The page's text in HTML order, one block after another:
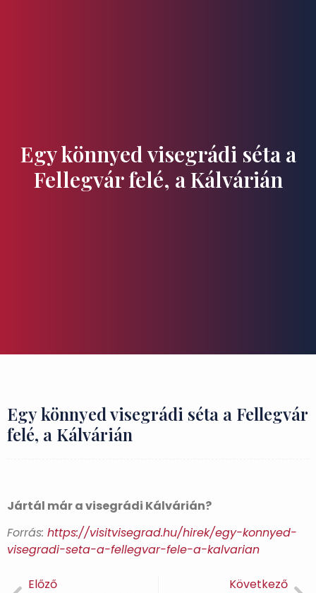
Egy könnyed visegrádi séta a
Fellegvár felé, a Kálvárián
Egy könnyed visegrádi séta a Fellegvár
felé, a Kálvárián
Jártál már a visegrádi Kálvárián?
Forrás: https://visitvisegrad.hu/hirek/egy-konnyed-
visegradi-seta-a-fellegvar-fele-a-kalvarian
Előző Következő